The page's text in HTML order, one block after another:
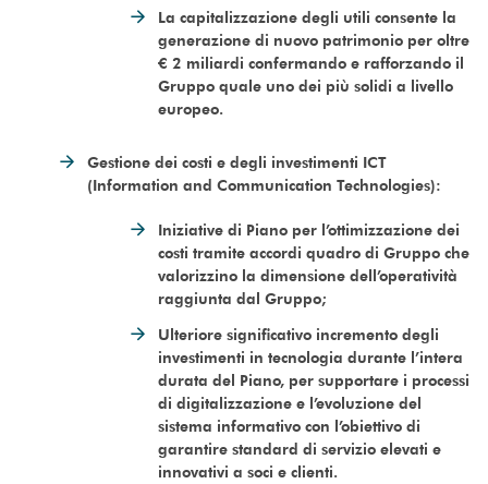
La capitalizzazione degli utili consente la
generazione di nuovo patrimonio per oltre
€ 2 miliardi confermando e rafforzando il
Gruppo quale uno dei più solidi a livello
europeo.
Gestione dei costi e degli investimenti ICT
(Information and Communication Technologies):
Iniziative di Piano per l’ottimizzazione dei
costi tramite accordi quadro di Gruppo che
valorizzino la dimensione dell’operatività
raggiunta dal Gruppo;
Ulteriore significativo incremento degli
investimenti in tecnologia durante l’intera
durata del Piano, per supportare i processi
di digitalizzazione e l’evoluzione del
sistema informativo con l’obiettivo di
garantire standard di servizio elevati e
innovativi a soci e clienti.